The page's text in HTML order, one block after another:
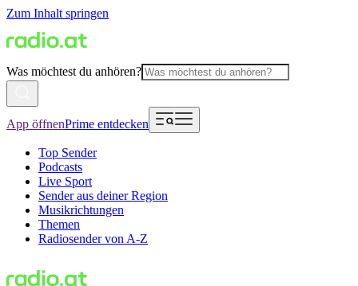
Zum Inhalt springen
Was möchtest du anhören?
App öffnenPrime entdecken
Top Sender
Podcasts
Live Sport
Sender aus deiner Region
Musikrichtungen
Themen
Radiosender von A-Z